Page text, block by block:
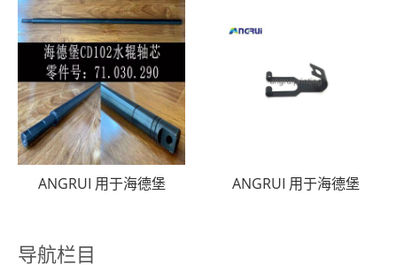
ANGRUI 用于海德堡 ANGRUI 用于海德堡
导航栏目